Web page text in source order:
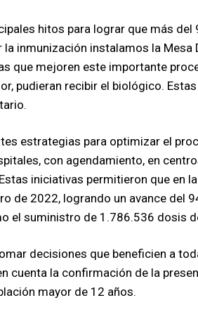
hitos para lograr que más del
inmunización instalamos la
que mejoren este importante
pudieran recibir el biológico.
estrategias para optimizar el
con agendamiento, en
iniciativas permitieron que en
2022, logrando un avance del
el suministro de 1.786.536 dosis
decisiones que beneficien a
la confirmación de la
mayor de 12 años.